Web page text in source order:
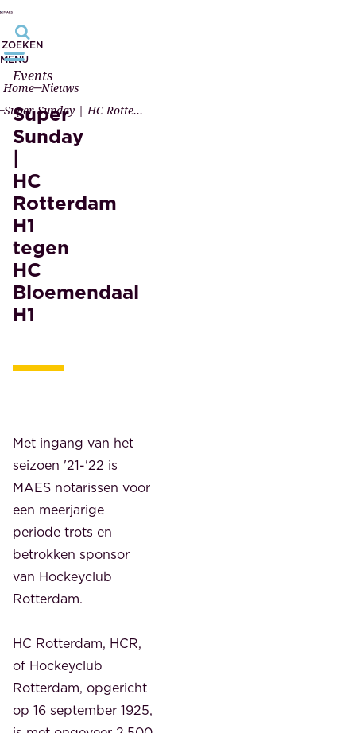
ZOEKEN
MENU
Home Nieuws
Super Sunday | HC Rotterdam H1 tegen HC Bloemendaal H1
Events
Super
Sunday
|
HC
Rotterdam
H1
tegen
HC
Bloemendaal
H1
Met ingang van het
seizoen '21-'22 is
MAES notarissen voor
een meerjarige
periode trots en
betrokken sponsor
van Hockeyclub
Rotterdam.
HC Rotterdam, HCR,
of Hockeyclub
Rotterdam, opgericht
op 16 september 1925,